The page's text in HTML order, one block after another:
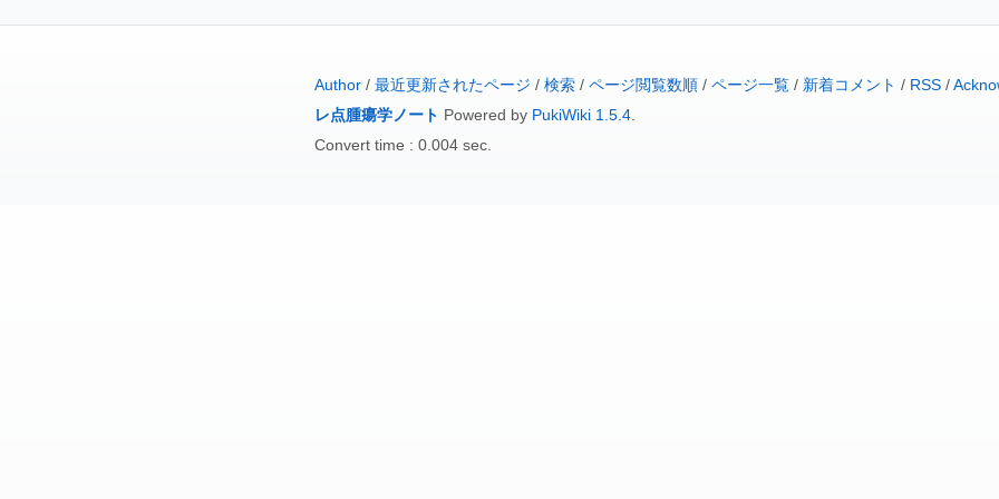
Author / 最近更新されたページ / 検索 / ページ閲覧数順 / ページ一覧 / 新着コメント / RSS /
レ点腫瘍学ノート Powered by PukiWiki 1.5.4
Convert time : 0.004 sec.